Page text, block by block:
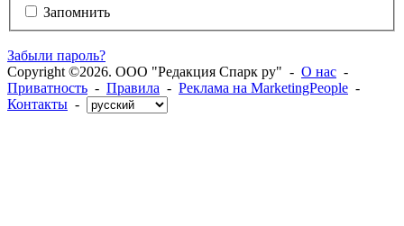
Запомнить
Забыли пароль?
Copyright ©2026. ООО "Редакция Спарк ру" - О нас -
Приватность - Правила - Реклама на MarketingPeople -
Контакты -